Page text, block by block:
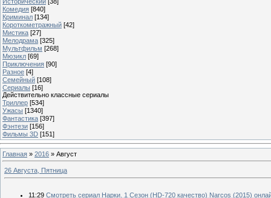
Комедия [840]
Криминал [134]
Короткометражный [42]
Мистика [27]
Мелодрама [325]
Мультфильм [268]
Мюзикл [69]
Приключения [90]
Разное [4]
Семейный [108]
Сериалы [16]
Действительно классные сериалы
Триллер [534]
Ужасы [1340]
Фантастика [397]
Фэнтези [156]
Фильмы 3D [151]
Главная » 2016 » Август
26 Августа, Пятница
11:29 Смотреть сериал Нарки. 1 Сезон (HD-720 качество) Narcos (2015)